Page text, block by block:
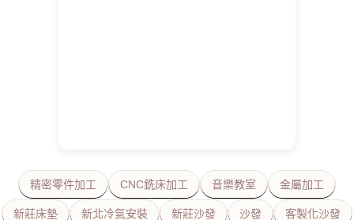
精密零件加工 CNC銑床加工 音樂教室 金屬加工
新莊床墊 新北冷氣安裝 新莊沙發 沙發 客製化沙發